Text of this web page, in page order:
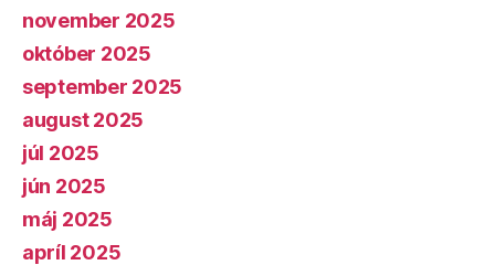
november 2025
október 2025
september 2025
august 2025
júl 2025
jún 2025
máj 2025
apríl 2025